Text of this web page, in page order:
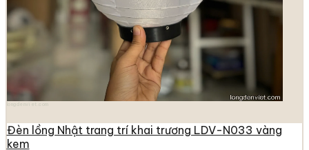
Đèn lồng Nhật trang trí khai trương LDV-N033 vàng
kem